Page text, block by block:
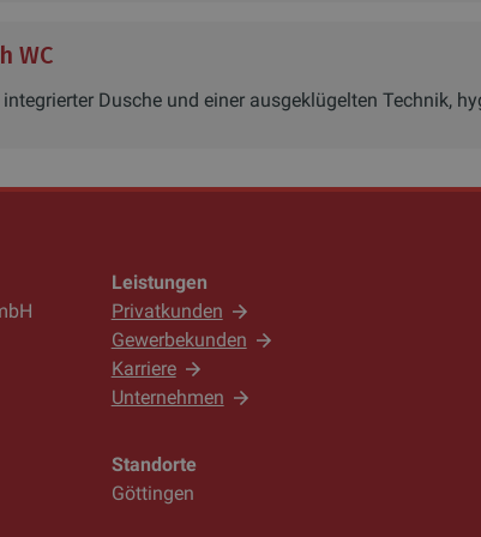
WC
integrierter Dusche und einer ausgeklügelten Technik,
Leistungen
Privatkunden
Gewerbekunden
Karriere
Unternehmen
Standorte
Göttingen